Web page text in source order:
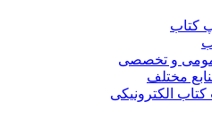
کتاب
و تخصصی
مختلف
الکترونیکی